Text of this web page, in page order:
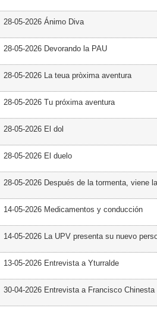
28-05-2026 Ánimo Diva
28-05-2026 Devorando la PAU
28-05-2026 La teua pròxima aventura
28-05-2026 Tu próxima aventura
28-05-2026 El dol
28-05-2026 El duelo
28-05-2026 Después de la tormenta, viene
14-05-2026 Medicamentos y conducción
14-05-2026 La UPV presenta su nuevo
13-05-2026 Entrevista a Yturralde
30-04-2026 Entrevista a Francisco Chinesta